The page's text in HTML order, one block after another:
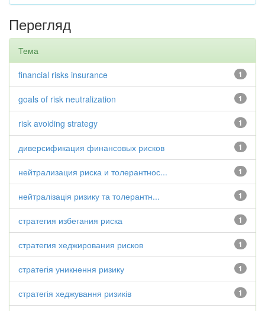
Перегляд
Тема
1
financial risks insurance
1
goals of risk neutralization
1
risk avoiding strategy
1
диверсификация финансовых рисков
1
нейтрализация риска и толерантнос...
1
нейтралізація ризику та толерантн...
1
стратегия избегания риска
1
стратегия хеджирования рисков
1
стратегія уникнення ризику
1
стратегія хеджування ризиків